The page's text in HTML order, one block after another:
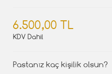
6.500,00 TL
KDV Dahil
Pastanız kaç kişilik olsun?